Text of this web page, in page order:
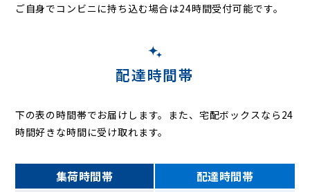
ご自身でコンビニに持ち込む場合は24時間受付可能です。
配達時間帯
下の表の時間帯でお届けします。また、宅配ボックスなら24
時間好きな時間に受け取れます。
集荷時間帯 配達時間帯